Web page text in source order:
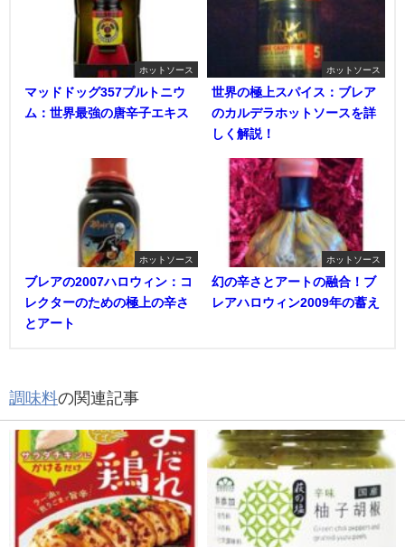
ホットソース
マッドドッグ357プルトニウ
ム：世界最強の唐辛子エキス
ホットソース
世界の極上スパイス：ブレア
のカルデラホットソースを詳
しく解説！
ホットソース
ブレアの2007ハロウィン：コ
レクターのための極上の辛さ
とアート
ホットソース
幻の辛さとアートの融合！ブ
レアハロウィン2009年の蓄え
調味料の関連記事